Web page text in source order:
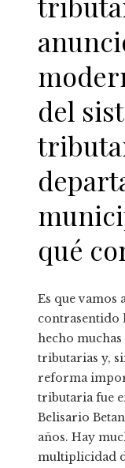
del
qué
Es que vamos
contrasentido
hecho
tributarias y,
reforma
tributaria fue
Belisario
años. Hay
multiplicidad